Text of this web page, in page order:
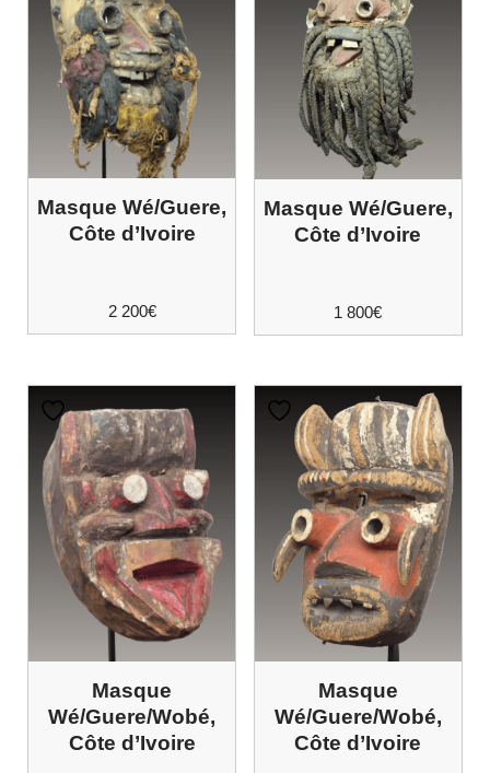
Masque Wé/Guere,
Côte d’Ivoire
2 200€
Masque Wé/Guere,
Côte d’Ivoire
1 800€
Masque
Wé/Guere/Wobé,
Côte d’Ivoire
Masque
Wé/Guere/Wobé,
Côte d’Ivoire